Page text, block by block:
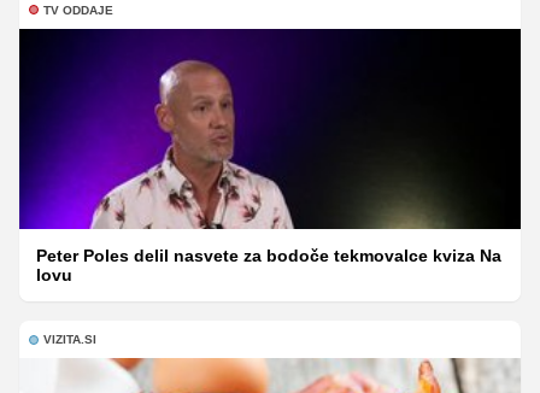
TV ODDAJE
Peter Poles delil nasvete za bodoče tekmovalce kviza Na
lovu
VIZITA.SI